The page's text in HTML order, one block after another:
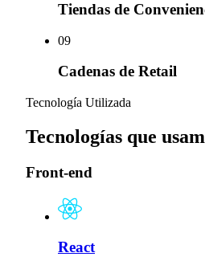
Tiendas de
09
Cadenas de Retail
Tecnología Utilizada
Tecnologías que
Front-end
React